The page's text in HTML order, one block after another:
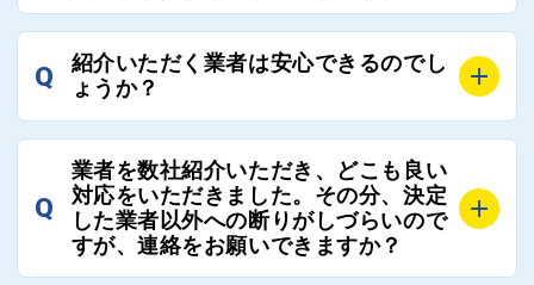
残念ながら、リフォーム業界は費用の内訳に不透明な
部分が多く、一見同じ工事でも１００万円以上の差が
屋根コネクトではそのような不安を抱えてしまう屋根
の修理において、適正で公正な工事業者選びのお手伝
いをさせていただくサイトでございます。
まだまだそのような業界だからこそ比較が重要になり
ますので、是非屋根コネクトを活用ください。
Q
紹介いただく業者は安心できるのでし
ょうか？
屋根コネクトでは、お客様の安心を支える「優良工事
業者チェック制度」を設けております。
屋根コネクトにて定期的にお客様アンケートを実施
し、そこで評価の低かった業者は事実確認の上で、屋
根コネクトの判断により即時登録を解除できる契約と
Q
業者を数社紹介いただき、どこも良い
対応をいただきました。その分、決定
した業者以外への断りがしづらいので
すが、連絡をお願いできますか？